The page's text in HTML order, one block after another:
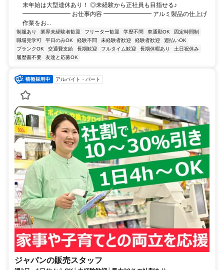
末年始は大型連休あり！ ◎未経験から正社員も目指せる♪
━━━━━━━━ お仕事内容 ━━━━━━━━ アルミ製品の仕上げ
作業をお...
制服あり 業界未経験者歓迎 フリーター歓迎 学歴不問 車通勤OK
固定時間制
職場見学可
平日のみOK 経験不問 未経験者歓迎 経験者歓迎
週払いOK
ブランクOK
交通費支給 長期歓迎 フルタイム歓迎 長期休暇あり
土日祝休み
履歴書不要
友達と応募OK
アルバイト・パート
ジャパンの販売スタッフ